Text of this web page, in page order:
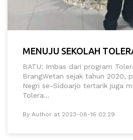
MENUJU SEKOLAH
BATU: Imbas dari program
BrangWetan sejak tahun 2020,
Negri se-Sidoarjo tertarik juga
Tolera...
By Author at 2023-08-16 02:29